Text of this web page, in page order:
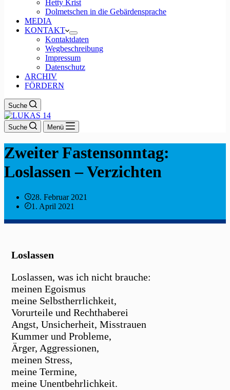
Hetty Krist
Dolmetschen in die Gebärdensprache
MEDIA
KONTAKT
Kontaktdaten
Wegbeschreibung
Impressum
Datenschutz
ARCHIV
FÖRDERN
Suche
Suche Menü
Zweiter Fastensonntag:
Loslassen – Verzichten
28. Februar 2021
1. April 2021
Loslassen
Loslassen, was ich nicht brauche:
meinen Egoismus
meine Selbstherrlichkeit,
Vorurteile und Rechthaberei
Angst, Unsicherheit, Misstrauen
Kummer und Probleme,
Ärger, Aggressionen,
meinen Stress,
meine Termine,
meine Unentbehrlichkeit.